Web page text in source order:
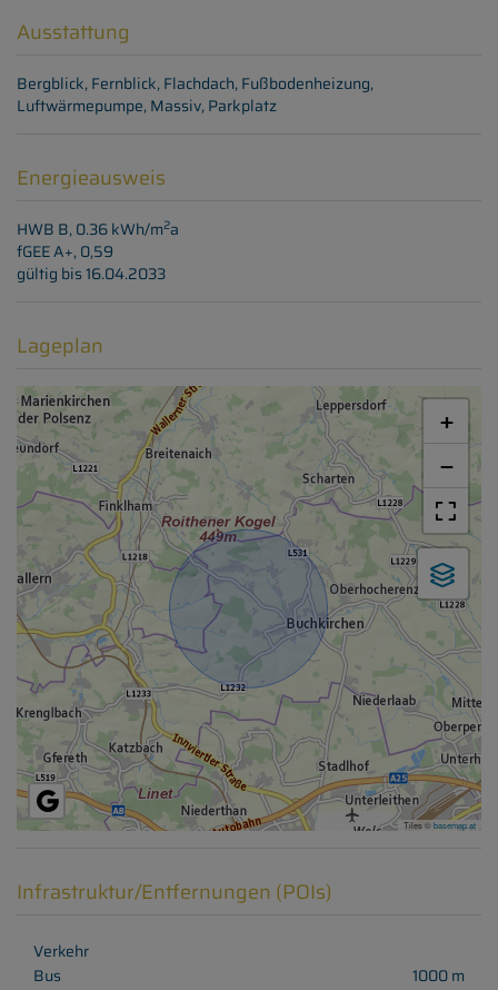
Ausstattung
Bergblick Fernblick Flachdach Fußbodenheizung
Luftwärmepumpe Massiv Parkplatz
Energieausweis
HWB B, 0.36 kWh/m2a
fGEEA+, 0,59
gültig bis16.04.2033
Lageplan
+
−
Tiles ©basemap.at
Infrastruktur/Entfernungen (POIs)
Verkehr
Bus
1000 m